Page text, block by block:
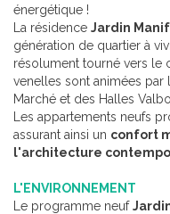
énergétique !
La résidence Jardin
génération de quartier à
résolument tourné vers le
venelles sont animées par
Marché et des Halles
Les appartements neufs
assurant ainsi un confort
l'architecture
L'ENVIRONNEMENT
Le programme neuf